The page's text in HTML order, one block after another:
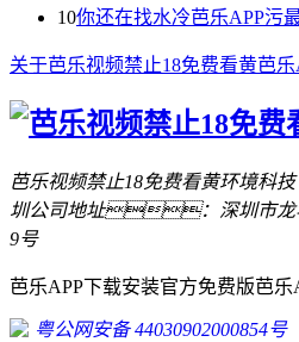
10你还在找水冷芭乐APP
关于芭乐视频禁止18免费看黄芭
芭乐视频禁止18免费看黄环境科
圳公司地址：深圳市龙
9号
芭乐APP下载安装官方免费版芭
粤公网安备 44030902000854号